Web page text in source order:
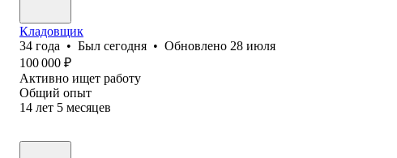
Кладовщик
34 года • Был сегодня • Обновлено 28 июля
100 000 ₽
Активно ищет работу
Общий опыт
14 лет 5 месяцев